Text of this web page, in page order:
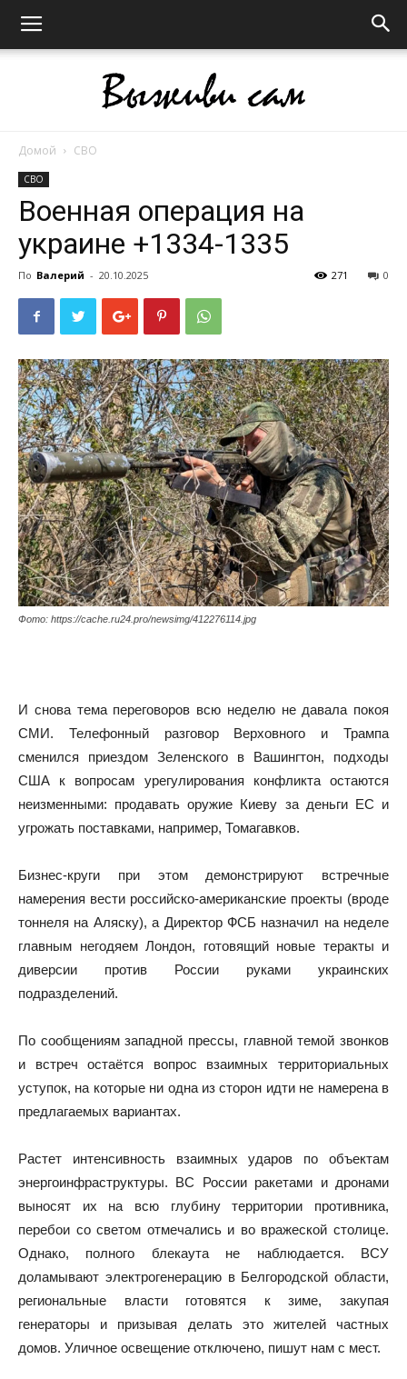
сам
Домой СВО
СВО
Военная операция на
украине +1334-1335
По Валерий - 20.10.2025 0
271
Фото: https://cache.ru24.pro/newsimg/412276114.jpg
И снова тема переговоров всю неделю не давала покоя
СМИ. Телефонный разговор Верховного и Трампа
сменился приездом Зеленского в Вашингтон, подходы
США к вопросам урегулирования конфликта остаются
неизменными: продавать оружие Киеву за деньги ЕС и
угрожать поставками, например, Томагавков.
Бизнес-круги при этом демонстрируют встречные
намерения вести российско-американские проекты (вроде
тоннеля на Аляску), а Директор ФСБ назначил на неделе
главным негодяем Лондон, готовящий новые теракты и
диверсии против России руками украинских
подразделений.
По сообщениям западной прессы, главной темой звонков
и встреч остаётся вопрос взаимных территориальных
уступок, на которые ни одна из сторон идти не намерена в
предлагаемых вариантах.
Растет интенсивность взаимных ударов по объектам
энергоинфраструктуры. ВС России ракетами и дронами
выносят их на всю глубину территории противника,
перебои со светом отмечались и во вражеской столице.
Однако, полного блекаута не наблюдается. ВСУ
доламывают электрогенерацию в Белгородской области,
региональные власти готовятся к зиме, закупая
генераторы и призывая делать это жителей частных
домов. Уличное освещение отключено, пишут нам с мест.